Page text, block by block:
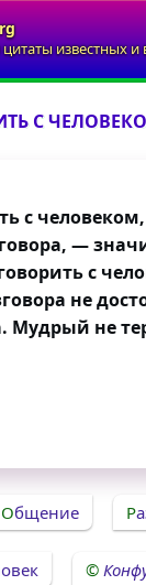
известных и
С
с
—
с
не
Мудрый не
Общение